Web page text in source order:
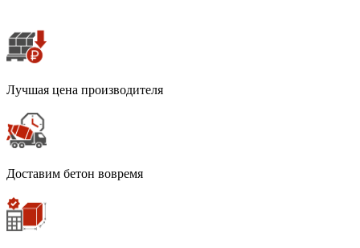
Лучшая цена производителя
Доставим бетон вовремя